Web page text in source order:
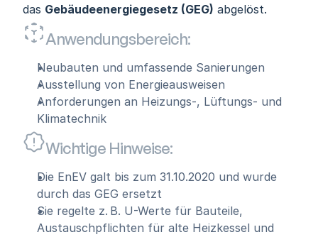
das Gebäudeenergiegesetz (GEG) abgelöst.
Anwendungsbereich:
Neubauten und umfassende Sanierungen
Ausstellung von Energieausweisen
Anforderungen an Heizungs-, Lüftungs- und
Klimatechnik
Wichtige Hinweise:
Die EnEV galt bis zum 31.10.2020 und wurde
durch das GEG ersetzt
Sie regelte z. B. U-Werte für Bauteile,
Austauschpflichten für alte Heizkessel und